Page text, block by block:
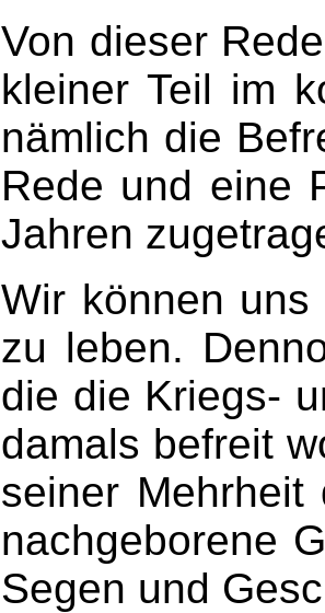
Von dieser
kleiner Teil im
nämlich die
Rede und eine
Jahren
Wir können
zu leben.
die die Kriegs-
damals befreit
seiner
nachgeborene
Segen und